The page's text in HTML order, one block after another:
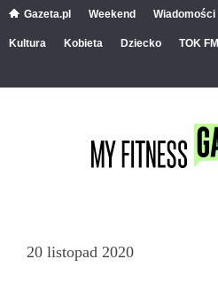
Gazeta.pl Weekend Wiadomości
Kultura Kobieta Dziecko TOK FM
20 listopad 2020